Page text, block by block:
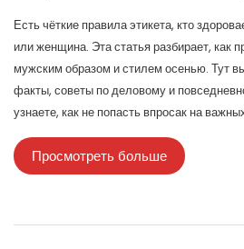
Есть чёткие правила этикета, кто
или женщина. Эта статья разбирает, как
мужским образом и стилем осенью. Тут
факты, советы по деловому и
узнаете, как не попасть впросак на
современный подход к приветствиям и
не выглядеть нелепо ни в офисе, ни на
Просмотреть больше